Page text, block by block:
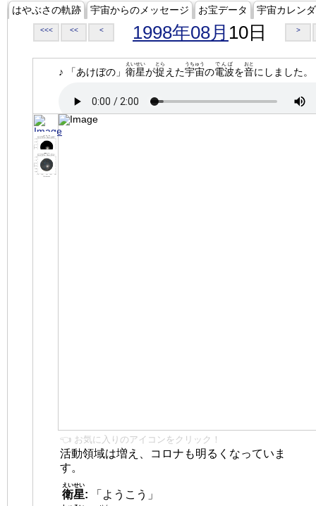
はやぶさの軌跡 宇宙からのメッセージ お宝データ 宇宙カレン
<<< << < 1998年08月 10日 >
♪ 「あけぼの」 衛星
えいせい
が捉
とら
えた宇宙
うちゅう
の電波
でんぱ
を音
おと
にしました。
👈 お気に入りのアイコンをクリック！
活動領域は増え、コロナも明るくなっていま
す。
衛星
えいせい
:
「ようこう」